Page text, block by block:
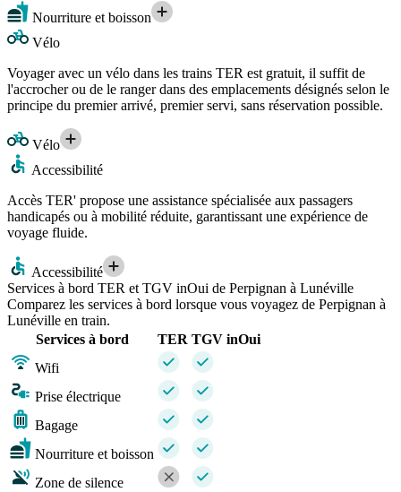
Nourriture et boisson
Vélo
Voyager avec un vélo dans les trains TER est gratuit, il suffit de
l'accrocher ou de le ranger dans des emplacements désignés selon le
principe du premier arrivé, premier servi, sans réservation possible.
Vélo
Accessibilité
Accès TER' propose une assistance spécialisée aux passagers
handicapés ou à mobilité réduite, garantissant une expérience de
voyage fluide.
Accessibilité
Services à bord TER et TGV inOui de Perpignan à Lunéville
Comparez les services à bord lorsque vous voyagez de Perpignan à
Lunéville en train.
Services à bord
TER TGV inOui
Wifi
Prise électrique
Bagage
Nourriture et boisson
Zone de silence